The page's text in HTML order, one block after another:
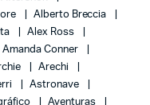
Alberto Breccia
Alex Ross
Amanda Conner
Arechi
Astronave
Aventuras